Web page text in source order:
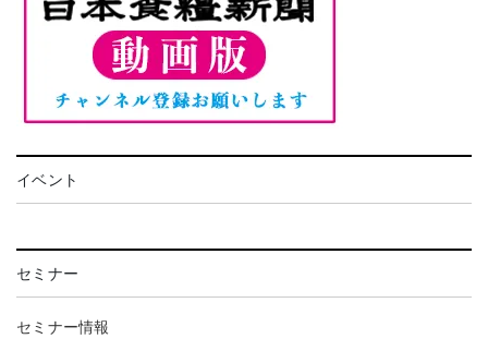
イベント
セミナー
セミナー情報